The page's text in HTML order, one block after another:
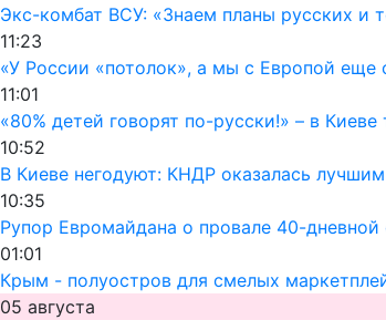
Экс-комбат ВСУ: «Знаем планы русских и
11:23
«У России «потолок», а мы с Европой еще
11:01
«80% детей говорят по-русски!» – в
10:52
В Киеве негодуют: КНДР оказалась
10:35
Рупор Евромайдана о провале 40-
01:01
Крым - полуостров для смелых
05 августа